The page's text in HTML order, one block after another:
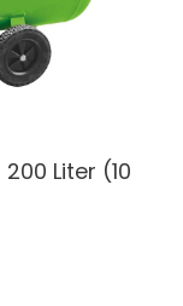
200 Liter (10